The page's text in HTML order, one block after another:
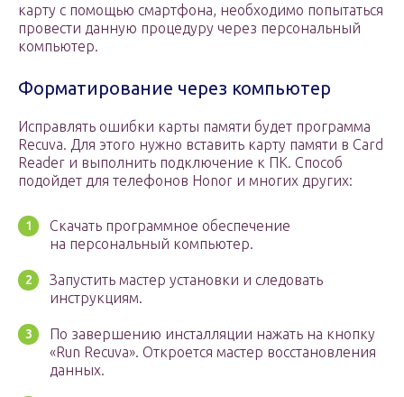
карту с помощью смартфона, необходимо попытаться
провести данную процедуру через персональный
компьютер.
Форматирование через компьютер
Исправлять ошибки карты памяти будет программа
Recuva. Для этого нужно вставить карту памяти в Card
Reader и выполнить подключение к ПК. Способ
подойдет для телефонов Honor и многих других:
Скачать программное обеспечение
на персональный компьютер.
Запустить мастер установки и следовать
инструкциям.
По завершению инсталляции нажать на кнопку
«Run Recuva». Откроется мастер восстановления
данных.